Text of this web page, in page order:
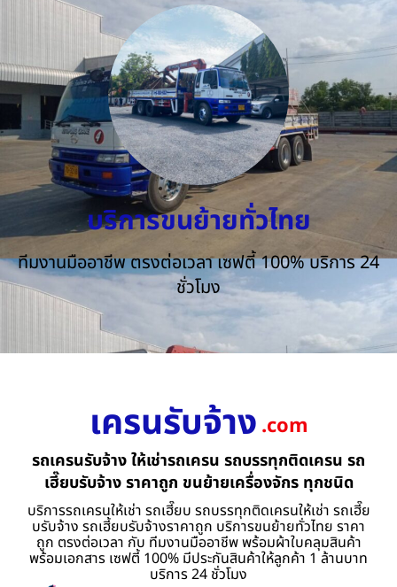
บริการขนย้ายทั่วไทย
ทีมงานมืออาชีพ ตรงต่อเวลา เซฟตี้ 100% บริการ 24
ชั่วโมง
เครนรับจ้าง .com
รถเครนรับจ้าง ให้เช่ารถเครน รถบรรทุกติดเครน รถ
เฮี๊ยบรับจ้าง ราคาถูก ขนย้ายเครื่องจักร ทุกชนิด
บริการรถเครนให้เช่า รถเฮี๊ยบ รถบรรทุกติดเครนให้เช่า รถเฮี๊ย
บรับจ้าง รถเฮี้ยบรับจ้างราคาถูก บริการขนย้ายทั่วไทย ราคา
ถูก ตรงต่อเวลา กับ ทีมงานมืออาชีพ พร้อมผ้าใบคลุมสินค้า
พร้อมเอกสาร เซฟตี้ 100% มีประกันสินค้าให้ลูกค้า 1 ล้านบาท
บริการ 24 ชั่วโมง